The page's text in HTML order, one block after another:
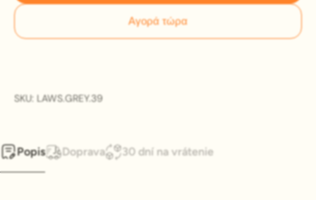
Αγορά τώρα
SKU: LAWS.GREY.39
Popis Doprava 30 dní na vrátenie